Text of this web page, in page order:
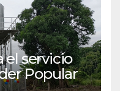
el servicio
Popular